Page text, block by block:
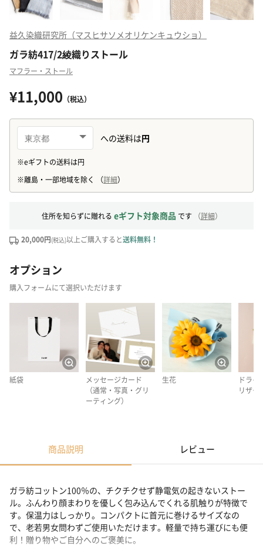
益久染織研究所（マスヒサソメオリケンキュウショ）
ガラ紡417/2綾織りストール
マフラー・ストール
¥11,000 （税込）
住所を知らずに贈れる eギフト対象商品 です （詳細）
20,000円(税込)以上ご購入すると送料無料！
オプション
購入フォームにて選択いただけます
紙袋
メッセージカード
（通常・写真・グリ
ーティング）
生花
ドライ
リザー
商品説明 レビュー
ガラ紡コットン100％の、チクチクせず静電気の起きないストー
ル。ふんわり顔まわりを優しく包み込んでくれる肌触りが特徴で
す。保温力はしっかり。コンパクトに首元に巻けるサイズなの
で、老若男女問わずご使用いただけます。軽量で持ち運びにも便
利！贈り物やご自分へのご褒美に。